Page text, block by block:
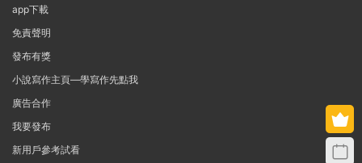
app下載
免責聲明
發布有獎
小說寫作主頁—學寫作先點我
廣告合作
我要發布
新用戶參考試看